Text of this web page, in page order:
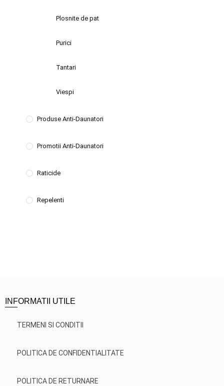
Plosnite de pat
Purici
Tantari
Viespi
Produse Anti-Daunatori
Promotii Anti-Daunatori
Raticide
Repelenti
INFORMATII UTILE
TERMENI SI CONDITII
POLITICA DE CONFIDENTIALITATE
POLITICA DE RETURNARE